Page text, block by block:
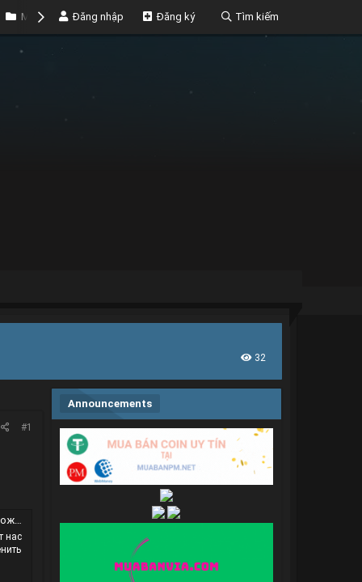
Marketplace Money
Đăng nhập Đăng ký Tìm kiếm
32
#1
нас
Announcements